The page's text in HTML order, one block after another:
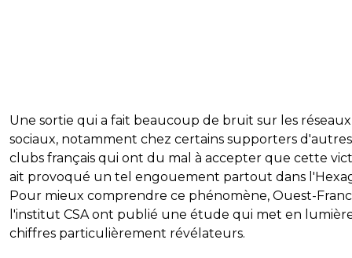
Une sortie qui a fait beaucoup de bruit sur les réseaux
sociaux, notamment chez certains supporters d'autres
clubs français qui ont du mal à accepter que cette
ait provoqué un tel engouement partout dans
Pour mieux comprendre ce phénomène, Ouest-
l'institut CSA ont publié une étude qui met en
chiffres particulièrement révélateurs.